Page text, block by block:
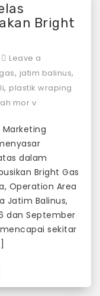
Bright
Leave a
, jatim balinus,
, plastik wraping
mor v
dalam
Bright Gas
Operation Area
Jatim Balinus,
dan September
sekitar